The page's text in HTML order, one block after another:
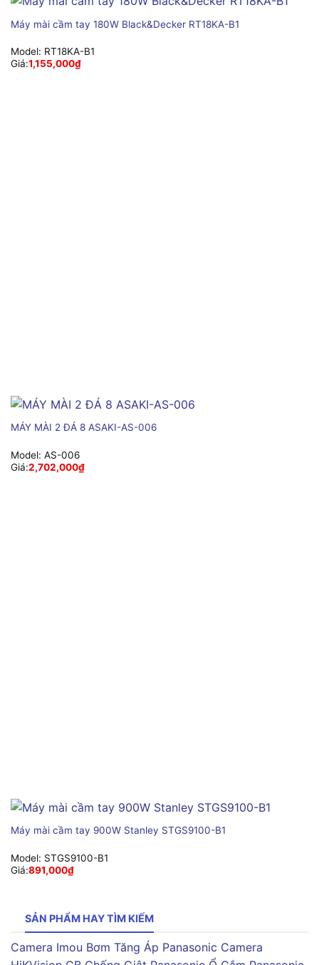
Máy mài cầm tay 180W Black&Decker RT18KA-B1
Model: RT18KA-B1
Giá:1,155,000₫
MÁY MÀI 2 ĐÁ 8 ASAKI-AS-006
Model: AS-006
Giá:2,702,000₫
Máy mài cầm tay 900W Stanley STGS9100-B1
Model: STGS9100-B1
Giá:891,000₫
SẢN PHẨM HAY TÌM KIẾM
Camera Imou Bơm Tăng Áp Panasonic Camera